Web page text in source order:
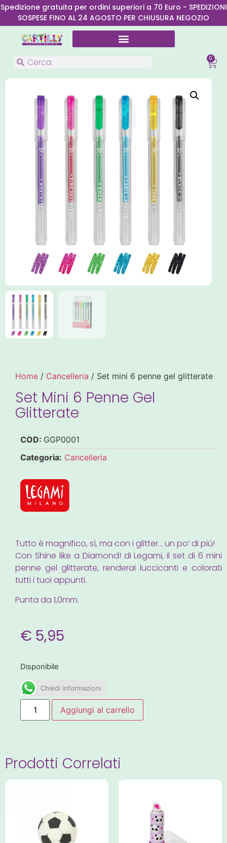
Spedizione gratuita per ordini superiori a 70 Euro - SPEDIZIONI
SOSPESE FINO AL 24 AGOSTO PER CHIUSURA NEGOZIO
0
Home / Cancelleria / Set mini 6 penne gel glitterate
Set Mini 6 Penne Gel
Glitterate
COD: GGP0001
Categoria: Cancelleria
Tutto è magnifico, sì, ma con i glitter… un po’ di più!
Con Shine like a Diamond! di Legami, il set di 6 mini
penne gel glitterate, renderai luccicanti e colorati
tutti i tuoi appunti.
Punta da 1,0mm.
€ 5,95
Disponibile
Chiedi informazioni
Aggiungi al carrello
Prodotti Correlati